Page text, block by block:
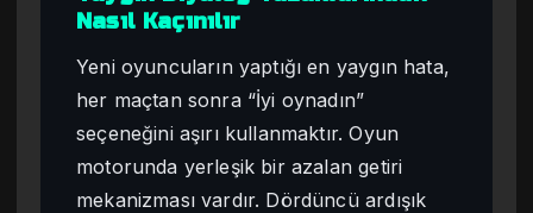
Nasıl Kaçınılır
Yeni oyuncuların yaptığı en yaygın hata,
her maçtan sonra “İyi oynadın”
seçeneğini aşırı kullanmaktır. Oyun
motorunda yerleşik bir azalan getiri
mekanizması vardır. Dördüncü ardışık